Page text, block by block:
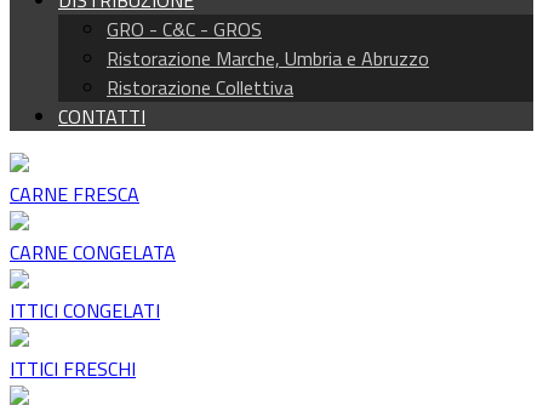
GRO - C&C - GROS
Ristorazione Marche, Umbria e Abruzzo
Ristorazione Collettiva
CONTATTI
CARNE FRESCA
CARNE CONGELATA
ITTICI CONGELATI
ITTICI FRESCHI